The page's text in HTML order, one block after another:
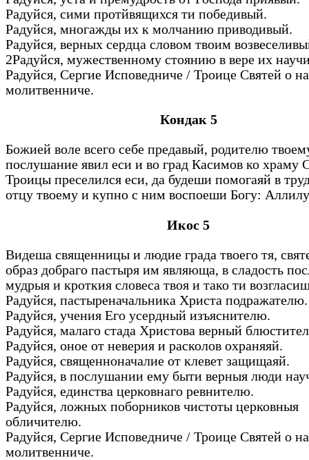
Радуйся, сими протйвящихся ти победивый.
Радуйся, многажды их к молчанию приводивый.
Радуйся, верных сердца словом твоим
2Радуйся, мужественному стоянию в вере их
Радуйся, Сергие Исповедниче / Троице Святей о
молитвенниче.
Кондак 5
Божией воле всего себе предавый, родителю
послушание явил еси и во град Касимов ко храму
Троицы преселился еси, да будеши помогаяй в
отцу твоему и купно с ним воспоеши Богу:
Икос 5
Видеша священницы и людие града твоего тя,
образ добраго пастыря им являюща, в сладость
мудрыя и кроткия словеса твоя и тако ти
Радуйся, пастыреначальника Христа
Радуйся, учения Его усердный изъяснителю.
Радуйся, малаго стада Христова верный
Радуйся, оное от неверия и расколов охраняяй.
Радуйся, священноначалие от клевет защищаяй.
Радуйся, в послушании ему быти верныя люди
Радуйся, единства церковнаго ревнителю.
Радуйся, ложных поборников чистоты церковныя
обличителю.
Радуйся, Сергие Исповедниче / Троице Святей о
молитвенниче.